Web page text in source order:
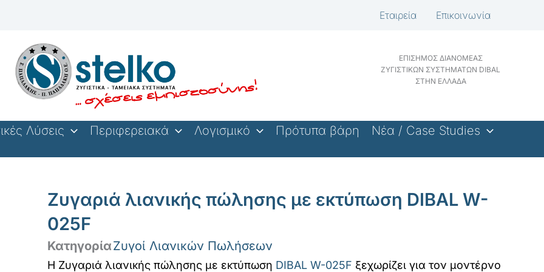
Εταιρεία Επικοινωνία
ΕΠΙΣΗΜΟΣ ΔΙΑΝΟΜΕΑΣ
ΖΥΓΙΣΤΙΚΩΝ ΣΥΣΤΗΜΑΤΩΝ DIBAL
ΣΤΗΝ ΕΛΛΑΔΑ
Λύσεις Περιφερειακά Λογισμικό Πρότυπα βάρη Νέα / Case Studies
Ζυγαριά λιανικής πώλησης με εκτύπωση DIBAL W-
025F
ΚατηγορίαΖυγοί Λιανικών Πωλήσεων
Η Ζυγαριά λιανικής πώλησης με εκτύπωση DIBAL W-025F ξεχωρίζει για τον μοντέρνο